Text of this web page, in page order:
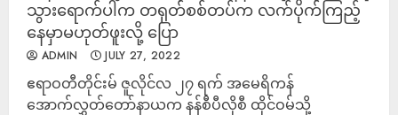
သွားရောက်ပါက တရုတ်စစ်တပ်က လက်ပိုက်ကြည့်
နေမှာမဟုတ်ဖူးလို့ ပြော
ADMIN JULY 27, 2022
ဧရာဝတီတိုင်းမ် ဇူလိုင်လ ၂၇ ရက် အမေရိကန်
အောက်လွှတ်တော်နာယက နန်စီပီလိုစီ ထိုင်ဝမ်သို့